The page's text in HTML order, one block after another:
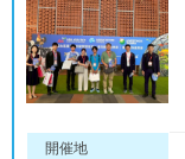
開催地